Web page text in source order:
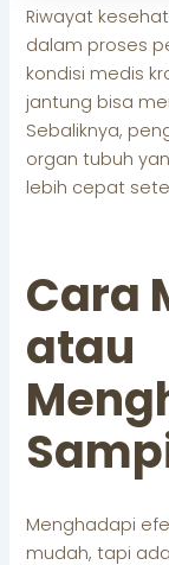
Riwayat
dalam proses
kondisi medis
jantung bisa
Sebaliknya,
organ tubuh
lebih cepat
Cara
atau
Menghadapi
mudah, tapi